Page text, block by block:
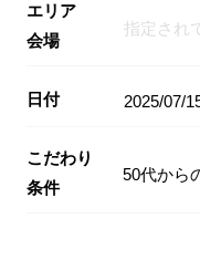
エリア
会場
指定され
日付 2025/07/
こだわり
条件
50代から